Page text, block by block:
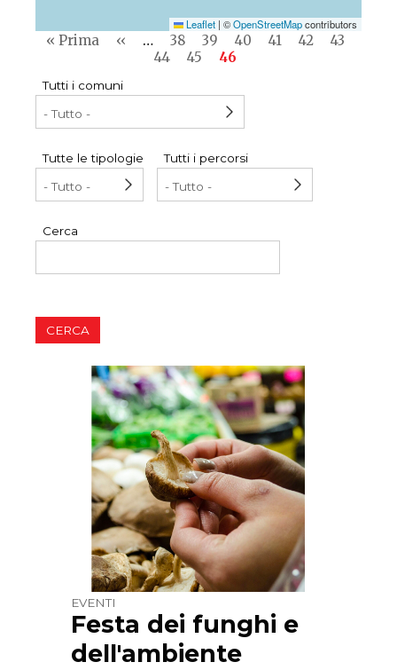
Leaflet | ©OpenStreetMapcontributors
Pagination
First
« Prima
Previous
‹‹ … Pagina
38 Pagina
39 Pagina
40 Pagina
41 Pagina
42 Pagina
43
44
Pagina
45
Current
46
Tutti i comuni
Tutte le tipologie Tutti i percorsi
Cerca
EVENTI
Festa dei funghi e
dell'ambiente